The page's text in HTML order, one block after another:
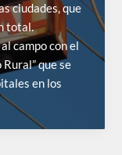
ciudades, que
total.
campo con el
que se
en los